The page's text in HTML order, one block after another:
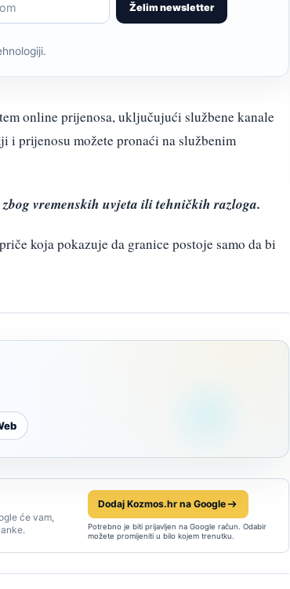
Želim newsletter
online prijenosa, uključujući službene kanale
i prijenosu možete pronaći na službenim
vremenskih uvjeta ili tehničkih razloga.
koja pokazuje da granice postoje samo da bi
će vam,
Dodaj Kozmos.hr na Google
Potrebno je biti prijavljen na Google račun. Odabir
možete promijeniti u bilo kojem trenutku.